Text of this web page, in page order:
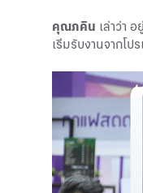
คุณภคิน เล่าว่า
เริ่มรับงานจากโ